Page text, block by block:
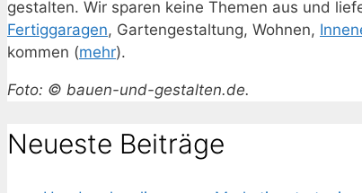
gestalten. Wir sparen keine Themen aus und
Fertiggaragen, Gartengestaltung, Wohnen,
kommen (mehr).
Foto: © bauen-und-gestalten.de.
Neueste Beiträge